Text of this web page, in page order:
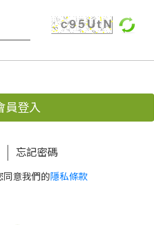
員登入
忘記密碼
同意我們的隱私條款